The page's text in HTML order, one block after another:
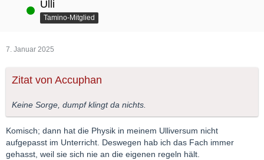
Online Ulli
Tamino-Mitglied
7. Januar 2025
Zitat von Accuphan
Keine Sorge, dumpf klingt da nichts.
Komisch; dann hat die Physik in meinem Ulliversum nicht
aufgepasst im Unterricht. Deswegen hab ich das Fach immer
gehasst, weil sie sich nie an die eigenen regeln hält.